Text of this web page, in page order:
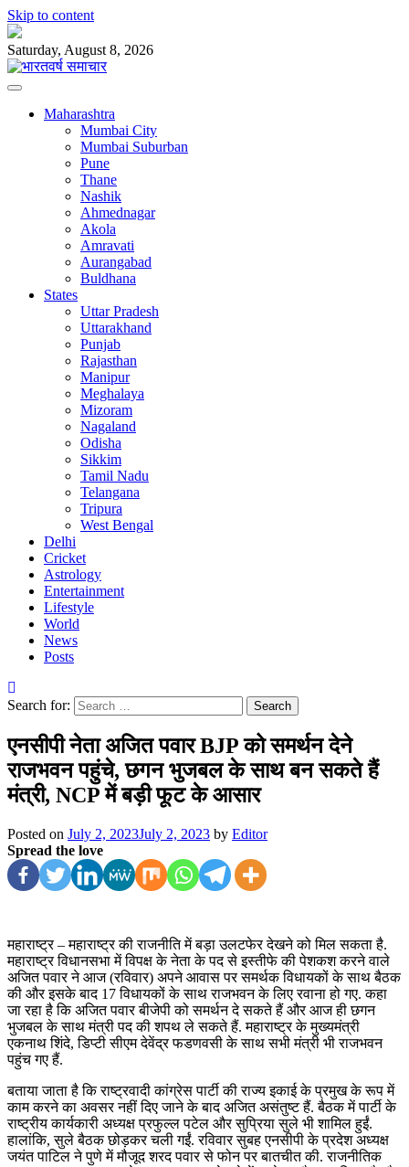
Skip to content
Saturday, August 8, 2026
Maharashtra
Mumbai City
Mumbai Suburban
Pune
Thane
Nashik
Ahmednagar
Akola
Amravati
Aurangabad
Buldhana
States
Uttar Pradesh
Uttarakhand
Punjab
Rajasthan
Manipur
Meghalaya
Mizoram
Nagaland
Odisha
Sikkim
Tamil Nadu
Telangana
Tripura
West Bengal
Delhi
Cricket
Astrology
Entertainment
Lifestyle
World
News
Posts
Search for:
एनसीपी नेता अजित पवार BJP को समर्थन देने
राजभवन पहुंचे, छगन भुजबल के साथ बन सकते हैं
मंत्री, NCP में बड़ी फूट के आसार
Posted on July 2, 2023July 2, 2023 by Editor
Spread the love
महाराष्ट्र – महाराष्ट्र की राजनीति में बड़ा उलटफेर देखने को मिल सकता है.
महाराष्ट्र विधानसभा में विपक्ष के नेता के पद से इस्तीफे की पेशकश करने वाले
अजित पवार ने आज (रविवार) अपने आवास पर समर्थक विधायकों के साथ बैठक
की और इसके बाद 17 विधायकों के साथ राजभवन के लिए रवाना हो गए. कहा
जा रहा है कि अजित पवार बीजेपी को समर्थन दे सकते हैं और आज ही छगन
भुजबल के साथ मंत्री पद की शपथ ले सकते हैं. महाराष्ट्र के मुख्यमंत्री
एकनाथ शिंदे, डिप्टी सीएम देवेंद्र फडणवसी के साथ सभी मंत्री भी राजभवन
पहुंच गए हैं.
बताया जाता है कि राष्ट्रवादी कांग्रेस पार्टी की राज्य इकाई के प्रमुख के रूप में
काम करने का अवसर नहीं दिए जाने के बाद अजित असंतुष्ट हैं. बैठक में पार्टी के
राष्ट्रीय कार्यकारी अध्यक्ष प्रफुल्ल पटेल और सुप्रिया सुले भी शामिल हुईं.
हालांकि, सुले बैठक छोड़कर चली गईं. रविवार सुबह एनसीपी के प्रदेश अध्यक्ष
जयंत पाटिल ने पुणे में मौजूद शरद पवार से फोन पर बातचीत की. राजनीतिक